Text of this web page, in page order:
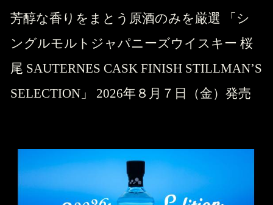
芳醇な香りをまとう原酒のみを厳選 「シ
ングルモルトジャパニーズウイスキー 桜
尾 SAUTERNES CASK FINISH STILLMAN’S
SELECTION」 2026年８月７日（金）発売